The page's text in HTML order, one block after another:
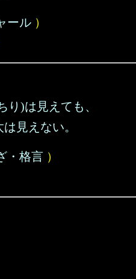
ール ）
り)は見えても、
見えない。
・格言 ）